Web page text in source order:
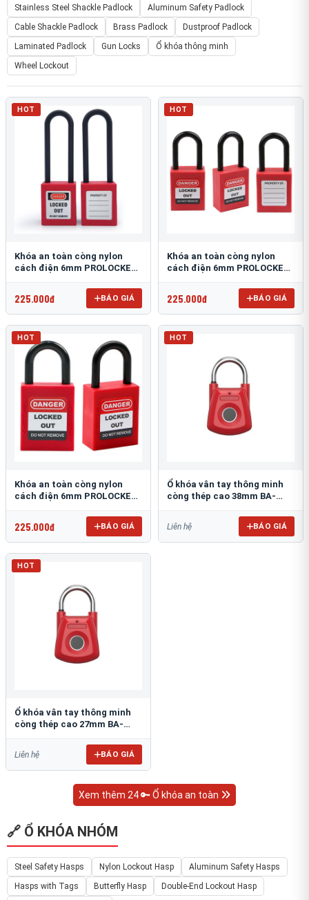
Stainless Steel Shackle Padlock
Aluminum Safety Padlock
Cable Shackle Padlock
Brass Padlock
Dustproof Padlock
Laminated Padlock
Gun Locks
Ổ khóa thông minh
Wheel Lockout
HOT
Khóa an toàn còng nylon
cách điện 6mm PROLOCKEY
225.000đ BÁO GIÁ
HOT
Khóa an toàn còng nylon
cách điện 6mm PROLOCKEY
225.000đ BÁO GIÁ
HOT
Khóa an toàn còng nylon
cách điện 6mm PROLOCKEY
225.000đ BÁO GIÁ
HOT
Ổ khóa vân tay thông minh
còng thép cao 38mm BA-
Liên hệ BÁO GIÁ
HOT
Ổ khóa vân tay thông minh
còng thép cao 27mm BA-
Liên hệ BÁO GIÁ
Xem thêm 24 🔑 Ổ khóa an toàn
🔗 Ổ KHÓA NHÓM
Steel Safety Hasps Nylon Lockout Hasp
Aluminum Safety Hasps
Hasps with Tags
Butterfly Hasp
Double-End Lockout Hasp